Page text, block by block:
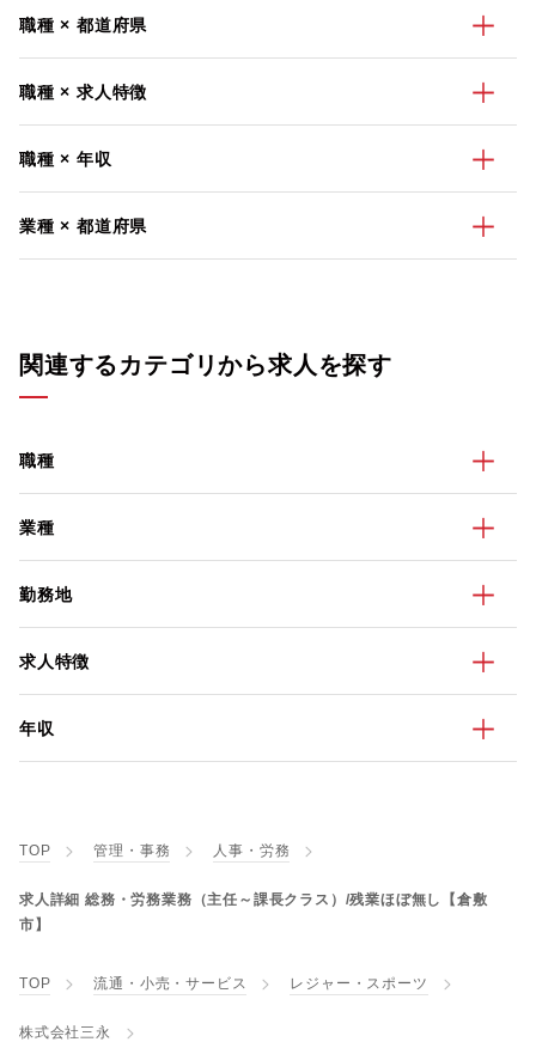
職種 × 都道府県
職種 × 求人特徴
職種 × 年収
業種 × 都道府県
関連するカテゴリから求人を探す
職種
業種
勤務地
求人特徴
年収
TOP 管理・事務 人事・労務
求人詳細 総務・労務業務（主任～課長クラス）/残業ほぼ無し【倉敷
市】
TOP 流通・小売・サービス レジャー・スポーツ
株式会社三永